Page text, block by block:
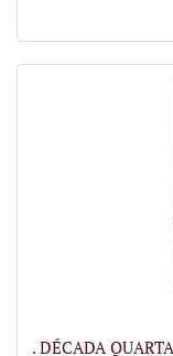
. DÉCADA